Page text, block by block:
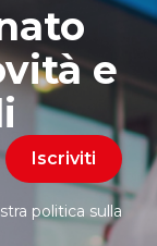
e
Iscriviti
politica sulla